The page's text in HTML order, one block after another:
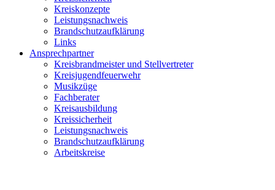
Kreiskonzepte
Leistungsnachweis
Brandschutzaufklärung
Links
Ansprechpartner
Kreisbrandmeister und Stellvertreter
Kreisjugendfeuerwehr
Musikzüge
Fachberater
Kreisausbildung
Kreissicherheit
Leistungsnachweis
Brandschutzaufklärung
Arbeitskreise